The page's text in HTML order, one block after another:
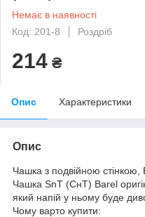
Немає в наявності
Код: 201-8
Роздріб
214 ₴
Опис Характеристики
Опис
Чашка з подвійною
Чашка SnT (СнТ) Barel
який напій у ньому буде
Чому варто купити: